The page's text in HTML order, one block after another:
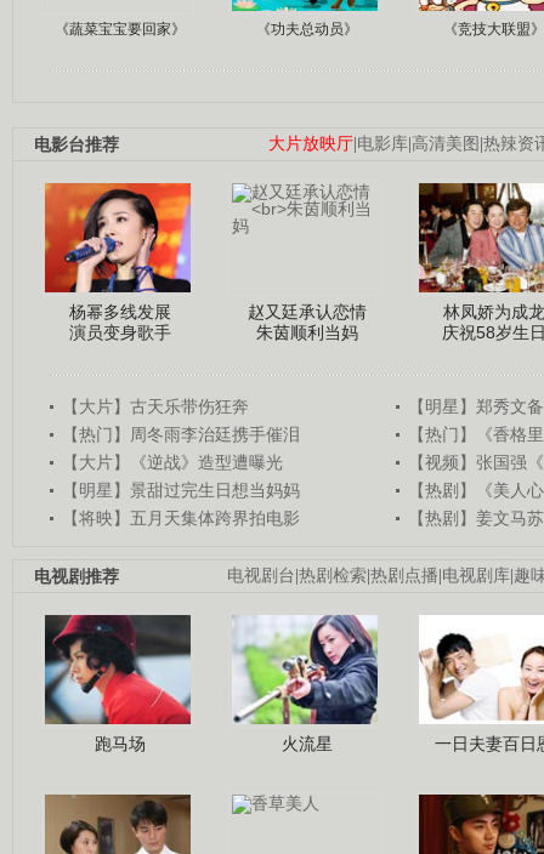
《蔬菜宝宝要回家》 《功夫总动员》 《竞技大联盟》
大片放映厅 电影库 高清美图 热辣资
电影台推荐
杨幂多线发展
演员变身歌手
赵又廷承认恋情
朱茵顺利当妈
林凤娇为成龙
庆祝58岁生
【大片】古天乐带伤狂奔
【明星】郑秀文
【热门】周冬雨李治廷携手催泪
【热门】《香格
【大片】《逆战》造型遭曝光
【视频】张国强
【明星】景甜过完生日想当妈妈
【热剧】《美人
【将映】五月天集体跨界拍电影
【热剧】姜文马
电视剧台 热剧检索 热剧点播 电视剧库 趣
电视剧推荐
跑马场 火流星 一日夫妻百日